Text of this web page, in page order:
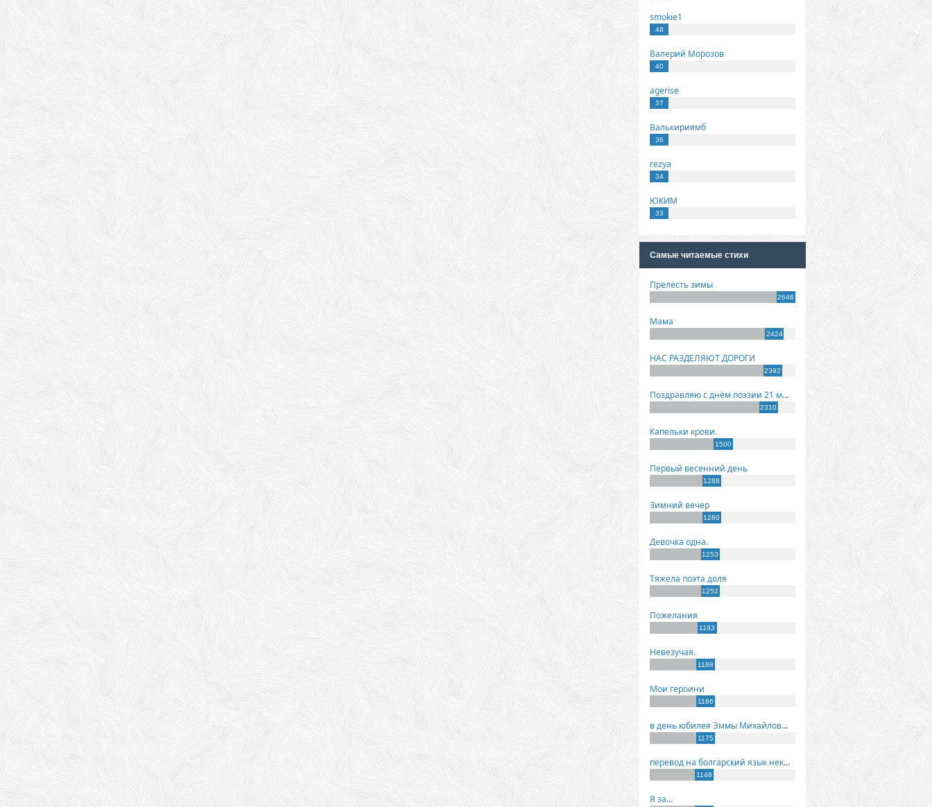
smokie1
48
Валерий Морозов
40
agerise
37
Валькириямб
36
rezya
34
ЮКИМ
33
Самые читаемые стихи
Прелесть зимы
2648
Мама
2424
НАС РАЗДЕЛЯЮТ ДОРОГИ
2392
Поздравляю с днём поэзии 21 марта!
2310
Капельки крови.
1500
Первый весенний день
1288
Зимний вечер
1280
Девочка одна.
1253
Тяжела поэта доля
1252
Пожелания
1193
Невезучая.
1188
Мои героини
1186
в день юбилея Эммы Михайловны Киселевой
1175
перевод на болгарский язык некоторых моих стихов
1148
Я за...